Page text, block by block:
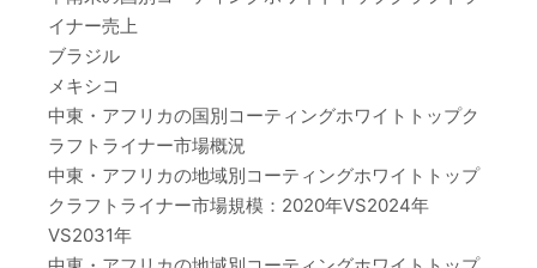
イナー売上
ブラジル
メキシコ
中東・アフリカの国別コーティングホワイトトップク
ラフトライナー市場概況
中東・アフリカの地域別コーティングホワイトトップ
クラフトライナー市場規模：2020年VS2024年
VS2031年